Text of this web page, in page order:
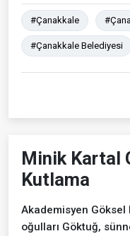
#Çanakkale
#Çanakkale Belediyesi
Minik Kartal
Kutlama
Akademisyen Göksel
oğulları Göktuğ,